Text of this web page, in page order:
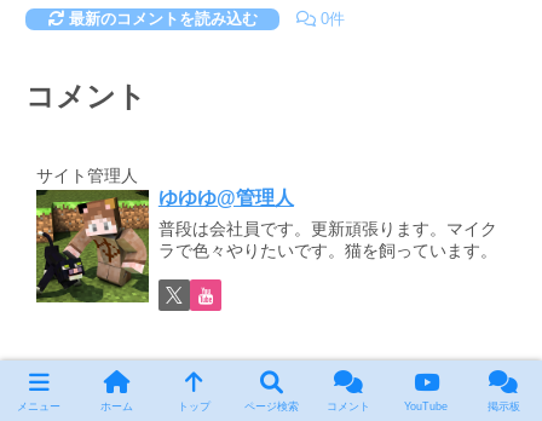
最新のコメントを読み込む 0件
コメント
サイト管理人
ゆゆゆ@管理人
普段は会社員です。更新頑張ります。マイク
ラで色々やりたいです。猫を飼っています。
メニュー ホーム トップ ページ検索 コメント YouTube 掲示板